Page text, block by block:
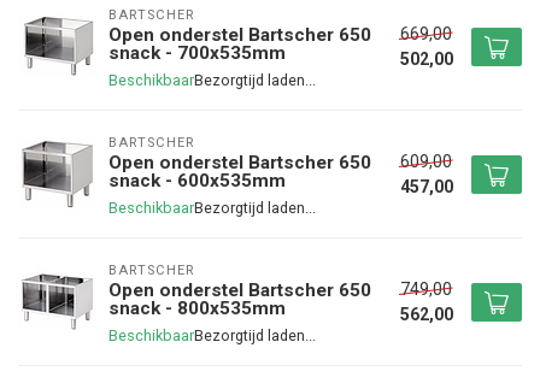
BARTSCHER
Open onderstel Bartscher 650
snack - 700x535mm
Beschikbaar
669,00
502,00
BARTSCHER
Open onderstel Bartscher 650
snack - 600x535mm
Beschikbaar
609,00
457,00
BARTSCHER
Open onderstel Bartscher 650
snack - 800x535mm
Beschikbaar
749,00
562,00